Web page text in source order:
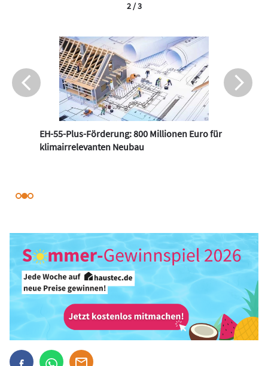
EH-55-Plus-Förderung: 800 Millionen Euro für
klimairrelevanten Neubau
2 / 3